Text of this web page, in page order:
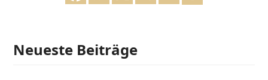
Neueste Beiträge